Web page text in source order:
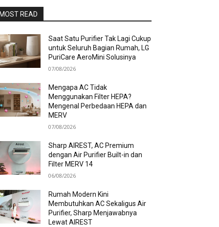
MOST READ
Saat Satu Purifier Tak Lagi Cukup
untuk Seluruh Bagian Rumah, LG
PuriCare AeroMini Solusinya
07/08/2026
Mengapa AC Tidak
Menggunakan Filter HEPA?
Mengenal Perbedaan HEPA dan
MERV
07/08/2026
Sharp AIREST, AC Premium
dengan Air Purifier Built-in dan
Filter MERV 14
06/08/2026
Rumah Modern Kini
Membutuhkan AC Sekaligus Air
Purifier, Sharp Menjawabnya
Lewat AIREST